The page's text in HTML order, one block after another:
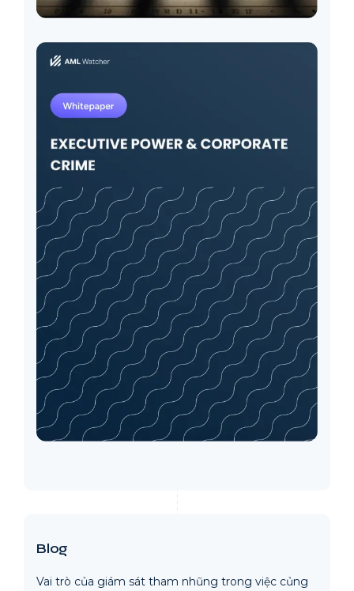
Blog
Vai trò của giám sát tham nhũng trong việc củng